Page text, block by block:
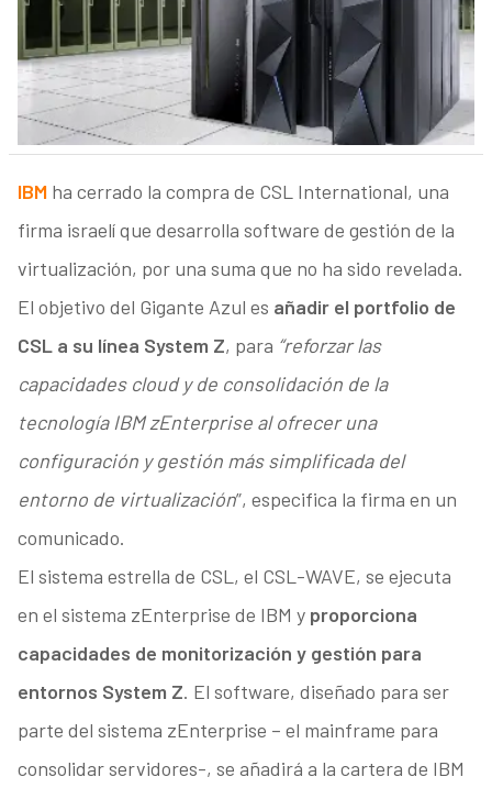
IBMha cerrado la compra de CSL International, una
firma israelí que desarrolla software de gestión de la
virtualización, por una suma que no ha sido revelada.
El objetivo del Gigante Azul es añadir el portfolio de
CSL a su línea System Z, para “reforzar las
capacidades cloud y de consolidación de la
tecnología IBM zEnterprise al ofrecer una
configuración y gestión más simplificada del
entorno de virtualización”, especifica la firma en un
comunicado.
El sistema estrella de CSL, el CSL-WAVE, se ejecuta
en el sistema zEnterprise de IBM y proporciona
capacidades de monitorización y gestión para
entornos System Z. El software, diseñado para ser
parte del sistema zEnterprise – el mainframe para
consolidar servidores-, se añadirá a la cartera de IBM